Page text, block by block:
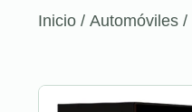
Inicio / Automóviles /